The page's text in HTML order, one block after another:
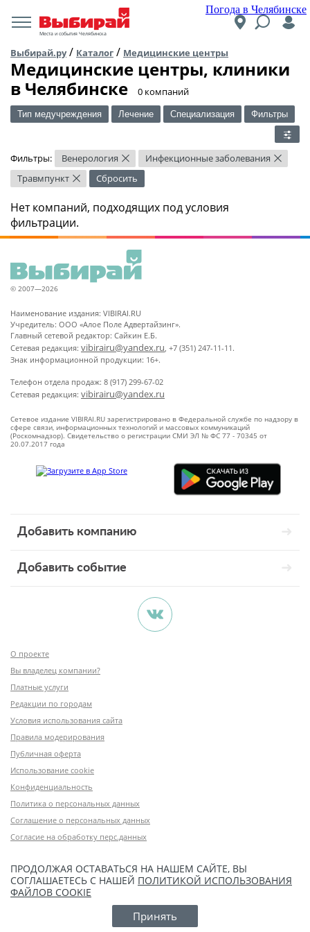
Погода в Челябинске
Места и события Челябинска
Выбирай.ру/ Каталог / Медицинские центры
Медицинские центры, клиники
в Челябинске
​0 компаний
Тип медучреждения Лечение Специализация Фильтры
Фильтры: Венерология × Инфекционные заболевания ×
Травмпункт × Сбросить
Нет компаний, подходящих под условия
фильтрации.
© 2007—2026
Наименование издания: VIBIRAI.RU
Учредитель: ООО «Алое Поле Адвертайзинг».
Главный сетевой редактор: Сайкин Е.Б.
Сетевая редакция: vibirairu@yandex.ru, +7 (351) 247-11-11.
Знак информационной продукции: 16+.
Телефон отдела продаж: 8 (917) 299-67-02
Сетевая редакция: vibirairu@yandex.ru
Сетевое издание VIBIRAI.RU зарегистрировано в Федеральной службе по надзору в
сфере связи, информационных технологий и массовых коммуникаций
(Роскомнадзор). Свидетельство о регистрации СМИ ЭЛ № ФС 77 - 70345 от
20.07.2017 года
Добавить компанию
Добавить событие
О проекте
Вы владелец компании?
Платные услуги
Редакции по городам
Условия использования сайта
Правила модерирования
Публичная оферта
Использование cookie
Конфиденциальность
Политика о персональных данных
Соглашение о персональных данных
Согласие на обработку перс.данных
ПРОДОЛЖАЯ ОСТАВАТЬСЯ НА НАШЕМ САЙТЕ, ВЫ
СОГЛАШАЕТЕСЬ С НАШЕЙ ПОЛИТИКОЙ ИСПОЛЬЗОВАНИЯ
ФАЙЛОВ COOKIE
Принять